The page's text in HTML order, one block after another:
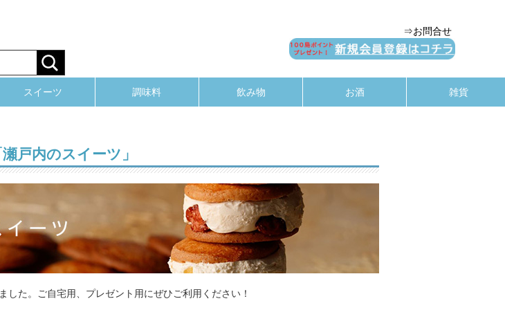
⇒お問合せ
スイーツ 調味料 飲み物 お酒 雑貨
戸内のスイーツ」
した。ご自宅用、プレゼント用にぜひご利用ください！